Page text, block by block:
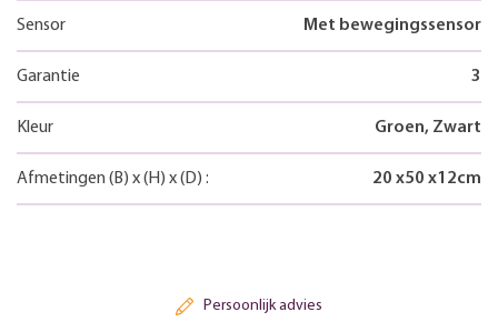
Sensor Met bewegingssensor
Garantie 3
Kleur Groen, Zwart
Afmetingen (B) x(H) x(D) : 20 x50 x12cm
Persoonlijk advies